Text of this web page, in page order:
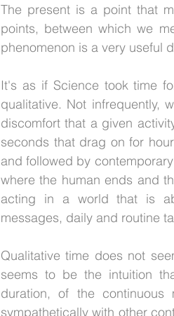
The present is a point that
points, between which we
phenomenon is a very useful
It's as if Science took time
qualitative. Not infrequently,
discomfort that a given
seconds that drag on for
and followed by
where the human ends and
acting in a world that is
messages, daily and routine
Qualitative time does not
seems to be the intuition
duration, of the
sympathetically with other